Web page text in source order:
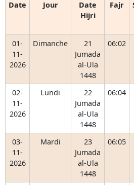
Date Jour
Date
Hijri
Fajr
01-
11-
2026
Dimanche
21
Jumada
al-Ula
1448
06:02
02-
11-
2026
Lundi
22
Jumada
al-Ula
1448
06:04
03-
11-
2026
Mardi
23
Jumada
al-Ula
1448
06:05